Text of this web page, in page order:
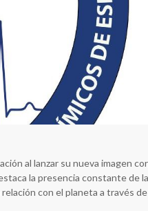
al lanzar su nueva imagen
la presencia constante de
con el planeta a través de